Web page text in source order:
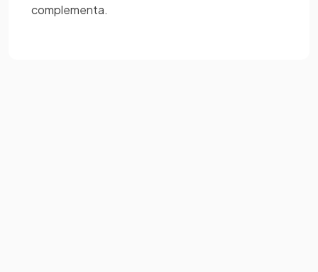
complementa.